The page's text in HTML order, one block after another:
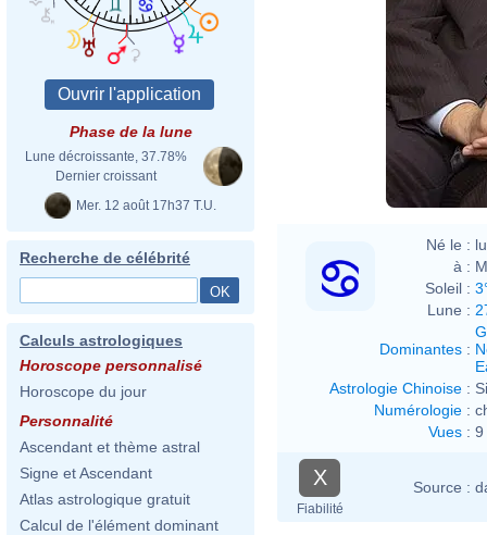
Phase de la lune
Lune décroissante, 37.78%
Dernier croissant
Mer. 12 août 17h37 T.U.
Recherche de célébrité
Calculs astrologiques
Horoscope personnalisé
Horoscope du jour
Personnalité
Ascendant et thème astral
Signe et Ascendant
Atlas astrologique gratuit
Calcul de l'élément dominant
Né le :
à :
Soleil :
Lune :
Dominantes :
Astrologie Chinoise :
Numérologie :
Vues : 9
X
Fiabilité
Source :